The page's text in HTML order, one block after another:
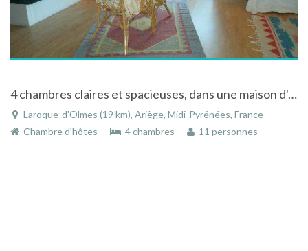
4 chambres claires et spacieuses, dans une maison d'artiste à l' accueil convivial à Laroque-d'Olmes
Laroque-d'Olmes (19 km), Ariège, Midi-Pyrénées, France
Chambre d'hôtes
4 chambres 11 personnes